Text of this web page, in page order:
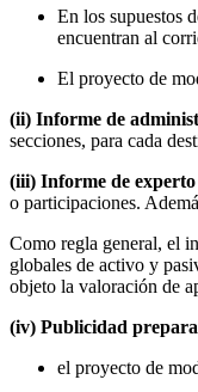
En los supuestos
encuentran al
El proyecto de
(ii) Informe de
secciones, para cada
(iii) Informe de
o participaciones.
Como regla general, el
globales de activo y
objeto la valoración de
(iv) Publicidad
el proyecto de